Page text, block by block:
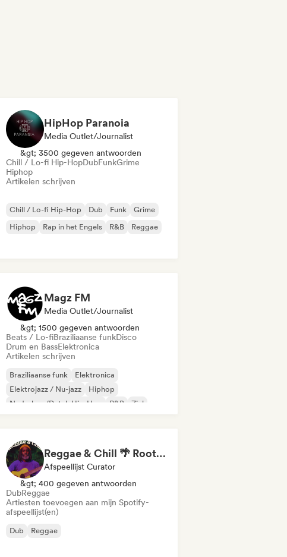
HipHop Paranoia
Media Outlet/Journalist
&gt; 3500 gegeven antwoorden
Chill / Lo-fi Hip-HopDubFunkGrime
Hiphop
Artikelen schrijven
Chill / Lo-fi Hip-Hop Dub Funk
Grime
Hiphop
Rap in het Engels R&B Reggae
Magz FM
Media Outlet/Journalist
&gt; 1500 gegeven antwoorden
Beats / Lo-fiBraziliaanse funkDisco
Drum en BassElektronica
Artikelen schrijven
Braziliaanse funk
Elektronica
Elektrojazz / Nu-jazz
Hiphop
Nederhop/Dutch Hip-Hop
R&B
Ziel
Reggae & Chill 🌴 Roots Reggae, Dancehall & Dub
Afspeellijst Curator
&gt; 400 gegeven antwoorden
DubReggae
Artiesten toevoegen aan mijn Spotify-
afspeellijst(en)
Dub Reggae